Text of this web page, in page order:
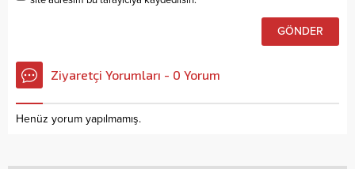
Ziyaretçi Yorumları - 0 Yorum
Henüz yorum yapılmamış.